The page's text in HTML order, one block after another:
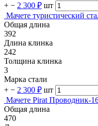
+ − 2 300 ₽ шт
Мачете туристический
Общая длина
392
Длина клинка
242
Толщина клинка
3
Марка стали
+ − 2 300 ₽ шт
Мачете Pirat Проводник-
Общая длина
470